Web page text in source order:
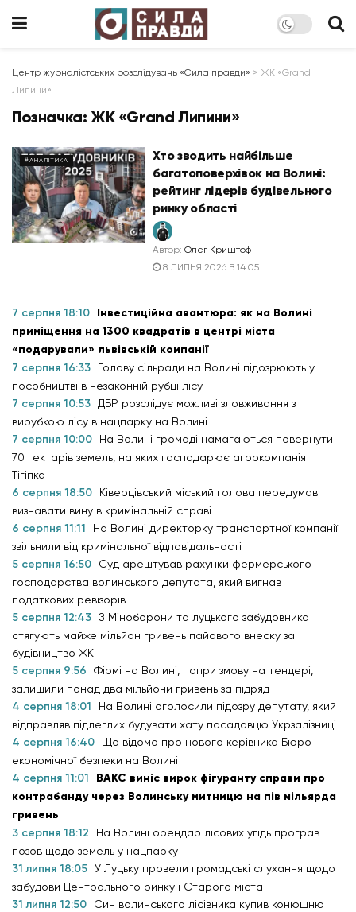
Центр журналістських розслідувань «Сила правди» > ЖК «Grand
Липини»
Позначка: ЖК «Grand Липини»
#АНАЛІТИКА
Хто зводить найбільше
багатоповерхівок на Волині:
рейтинг лідерів будівельного
ринку області
Автор: Олег Криштоф
8 ЛИПНЯ 2026 В 14:05
7 серпня 18:10 Інвестиційна авантюра: як на Волині
приміщення на 1300 квадратів в центрі міста
«подарували» львівській компанії
7 серпня 16:33
Голову сільради на Волині підозрюють у
пособництві в незаконній рубці лісу
7 серпня 10:53
ДБР розслідує можливі зловживання з
вирубкою лісу в нацпарку на Волині
7 серпня 10:00
На Волині громаді намагаються повернути
70 гектарів земель, на яких господарює агрокомпанія
Тігіпка
6 серпня 18:50
Ківерцівський міський голова передумав
визнавати вину в кримінальній справі
6 серпня 11:11
На Волині директорку транспортної компанії
звільнили від кримінальної відповідальності
5 серпня 16:50
Суд арештував рахунки фермерського
господарства волинського депутата, який вигнав
податкових ревізорів
5 серпня 12:43 З Міноборони та луцького забудовника
стягують майже мільйон гривень пайового внеску за
будівництво ЖК
5 серпня 9:56
Фірмі на Волині, попри змову на тендері,
залишили понад два мільйони гривень за підряд
4 серпня 18:01
На Волині оголосили підозру депутату, який
відправляв підлеглих будувати хату посадовцю Укрзалізниці
4 серпня 16:40
Що відомо про нового керівника Бюро
економічної безпеки на Волині
4 серпня 11:01
ВАКС виніс вирок фігуранту справи про
контрабанду через Волинську митницю на пів мільярда
гривень
3 серпня 18:12
На Волині орендар лісових угідь програв
позов щодо земель у нацпарку
31 липня 18:05 У Луцьку провели громадські слухання щодо
забудови Центрального ринку і Старого міста
31 липня 12:50
Син волинського лісівника купив конюшню